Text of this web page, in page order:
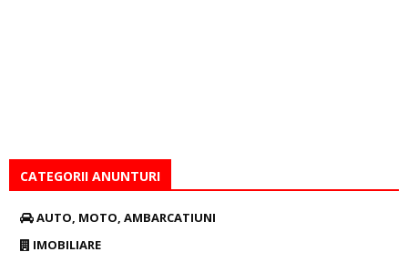
CATEGORII ANUNTURI
AUTO, MOTO, AMBARCATIUNI
IMOBILIARE